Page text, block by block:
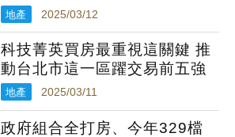
地產 2025/03/12
科技菁英買房最重視這關鍵 推
動台北市這一區躍交易前五強
地產 2025/03/11
政府組合全打房、今年329檔